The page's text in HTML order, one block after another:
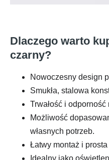
Dlaczego warto
czarny?
Nowoczesny design
Smukła, stalowa
Trwałość i
Możliwość
własnych potrzeb.
Łatwy montaż i
Idealny jako